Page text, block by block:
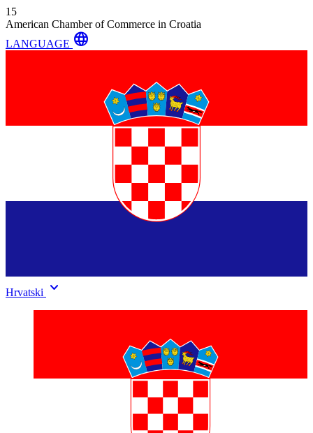
15
American Chamber of Commerce in Croatia
LANGUAGE language
Hrvatski keyboard_arrow_down